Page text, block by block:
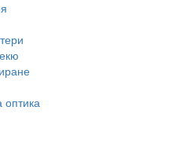
оптика